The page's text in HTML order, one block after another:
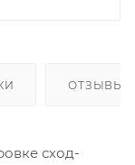
ОТЗЫВЫ
сход-